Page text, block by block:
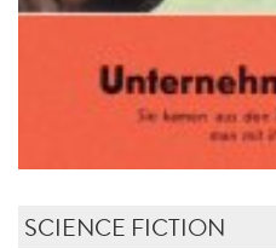
SCIENCE FICTION